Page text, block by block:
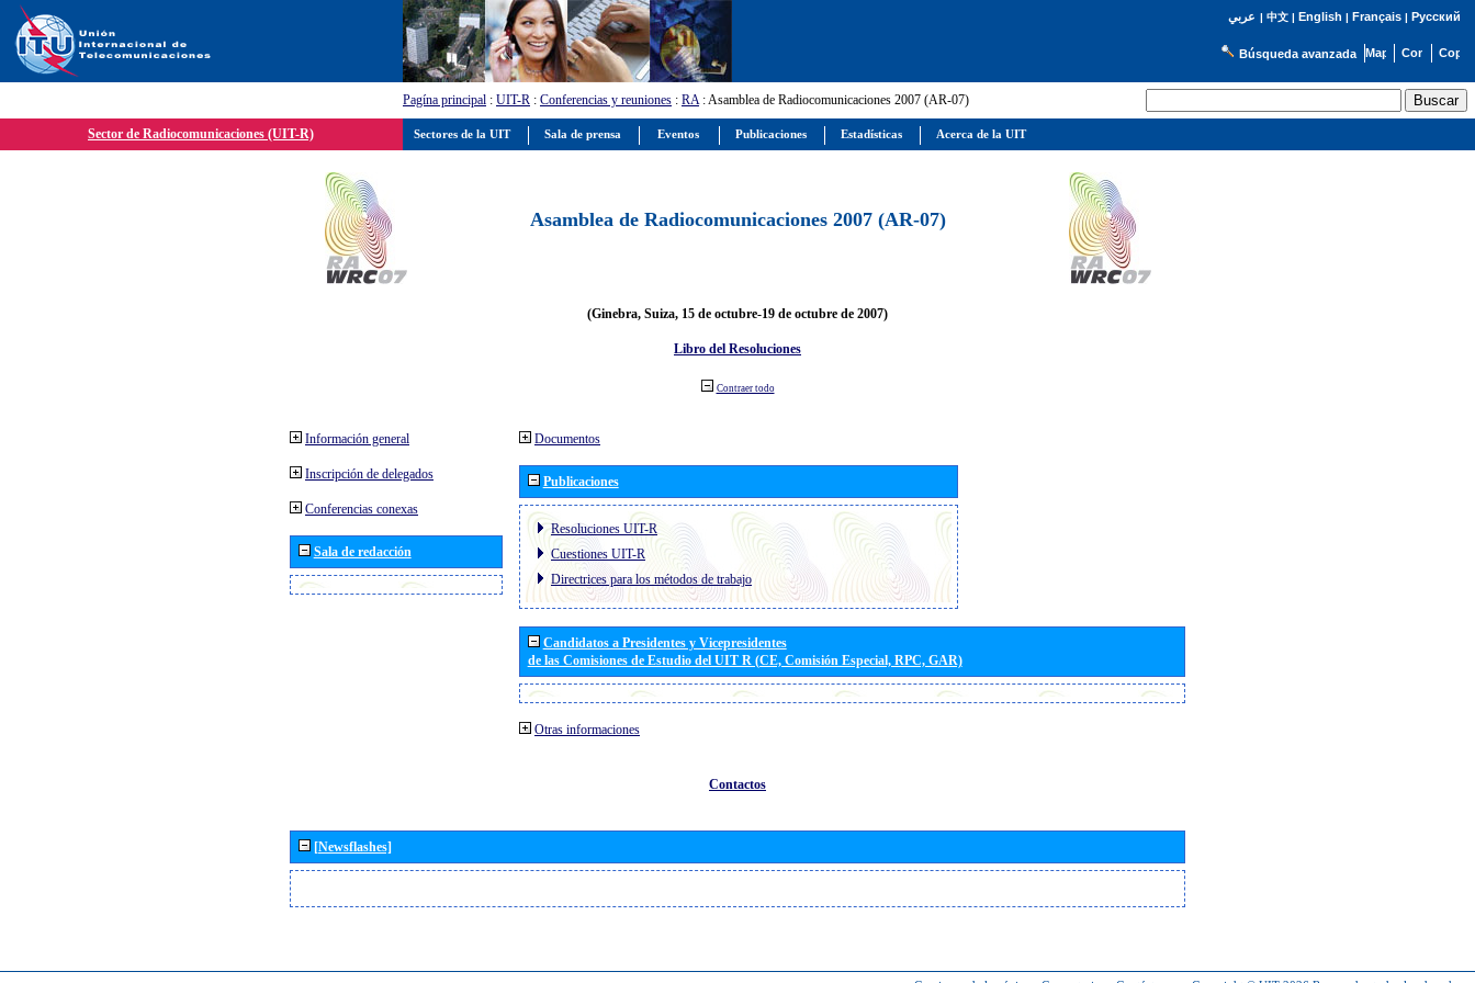
عربي | 中文| English | Français| Русский
Búsqueda avanzada
Pagína principal : UIT-R : Conferencias y reuniones : RA: Asamblea de Radiocomunicaciones 2007 (AR-07)
Sector de Radiocomunicaciones (UIT-R)
Asamblea de Radiocomunicaciones 2007 (AR-07)
(Ginebra, Suiza, 15 de octubre-19 de octubre de 2007)
Libro del Resoluciones
Contraer todo
Información general
Inscripción de delegados
Conferencias conexas
Sala de redacción
Documentos
Publicaciones
Resoluciones UIT-R
Cuestiones UIT-R
Directrices para los métodos de trabajo
Candidatos a Presidentes y Vicepresidentes
de las Comisiones de Estudio del UIT R (CE, Comisión Especial, RPC, GAR)
Otras informaciones
Contactos
[Newsflashes]
Sectores de la UIT Sala de prensa Eventos Publicaciones Estadísticas Acerca de la UIT